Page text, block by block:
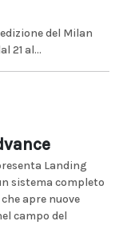
del Milan
21 al...
Landing
sistema completo
apre nuove
campo del